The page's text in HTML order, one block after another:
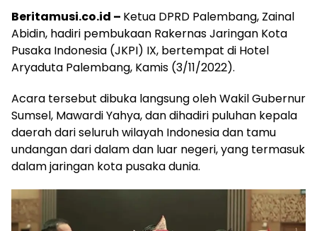
Beritamusi.co.id – Ketua DPRD Palembang, Zainal
Abidin, hadiri pembukaan Rakernas Jaringan Kota
Pusaka Indonesia (JKPI) IX, bertempat di Hotel
Aryaduta Palembang, Kamis (3/11/2022).
Acara tersebut dibuka langsung oleh Wakil Gubernur
Sumsel, Mawardi Yahya, dan dihadiri puluhan kepala
daerah dari seluruh wilayah Indonesia dan tamu
undangan dari dalam dan luar negeri, yang termasuk
dalam jaringan kota pusaka dunia.